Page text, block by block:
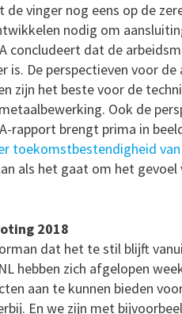
vinger nog eens op de
nodig om
concludeert dat de
De perspectieven voor
zijn het beste voor de
Ook de
rapport brengt prima in
toekomstbestendigheid
als het gaat om het
2018
dat het te stil blijft
hebben zich afgelopen
aan te kunnen bieden
En we zijn met